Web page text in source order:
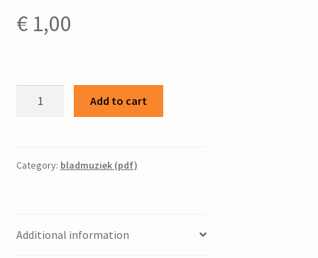
€1,00
;
quantity
Add to cart
Category: bladmuziek (pdf)
Additional information